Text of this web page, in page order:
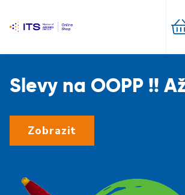
Slevy na OOPP !!
Zobrazit